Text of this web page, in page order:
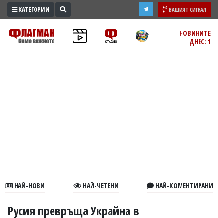
ПРОМО
ЗОНА
В
КАТЕГОРИИ ВАШИЯТ СИГНАЛ
НОВИНИТЕ
ДНЕС: 1
НАЙ-НОВИ НАЙ-ЧЕТЕНИ НАЙ-КОМЕНТИРАНИ
Русия превръща Украйна в